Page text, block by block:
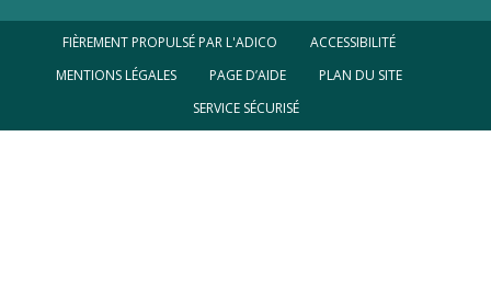
FIÈREMENT PROPULSÉ PAR L'ADICO
ACCESSIBILITÉ
MENTIONS LÉGALES
PAGE D’AIDE
PLAN DU SITE
SERVICE SÉCURISÉ